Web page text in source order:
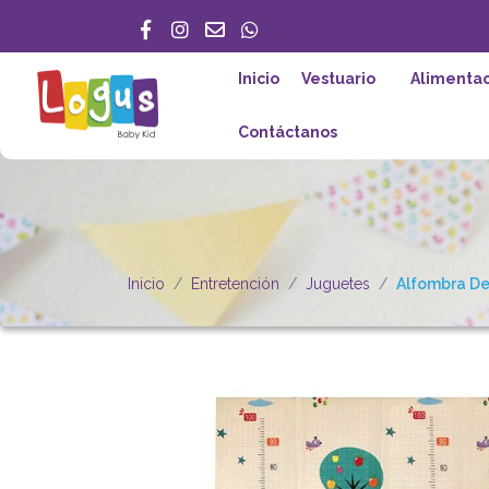
Inicio Vestuario
Contáctanos
Inicio Entretención Juguetes Alfombra